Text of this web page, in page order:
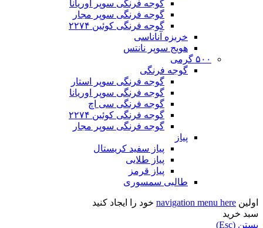
گوجه فرنگی سوپر اوریانا
گوجه فرنگی سوپر مجار
گوجه فرنگی کوئین ۲۲۷۴
خربزه آناناسی
هویج سوپر نانتس
۵۰۰ گرمی
گوجه فرنگی
گوجه فرنگی سوپر استار
گوجه فرنگی سوپر اوریانا
گوجه فرنگی سی اچ
گوجه فرنگی کوئین ۲۲۷۴
گوجه فرنگی سوپر مجار
پیاز
پیاز سفید کریستال
پیاز طلایی
پیاز قرمز
طالبی سمسوری
اولین navigation menu here خود را ایجاد کنید
سبد خرید
بستن (Esc)